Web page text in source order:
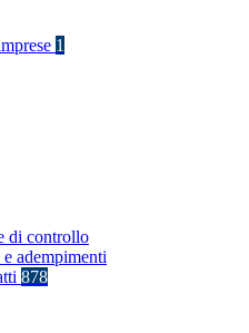
1
di controllo
adempimenti
878